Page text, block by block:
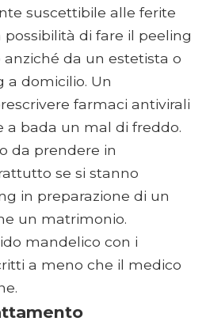
suscettibile alle ferite
di fare il peeling
da un estetista o
a domicilio. Un
farmaci antivirali
a bada un mal di freddo.
da prendere in
se si stanno
in preparazione di un
un matrimonio.
mandelico con i
a meno che il medico